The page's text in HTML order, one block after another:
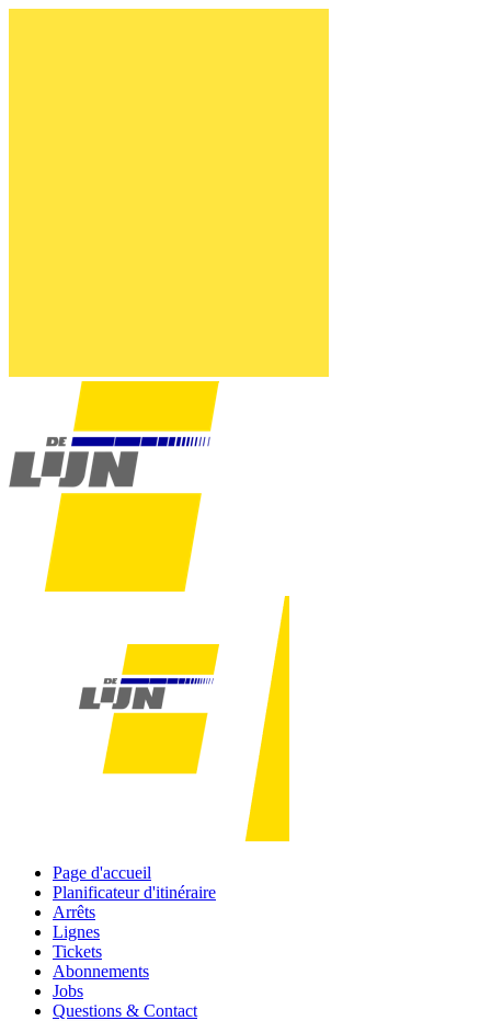
Page d'accueil
Planificateur d'itinéraire
Arrêts
Lignes
Tickets
Abonnements
Jobs
Questions & Contact